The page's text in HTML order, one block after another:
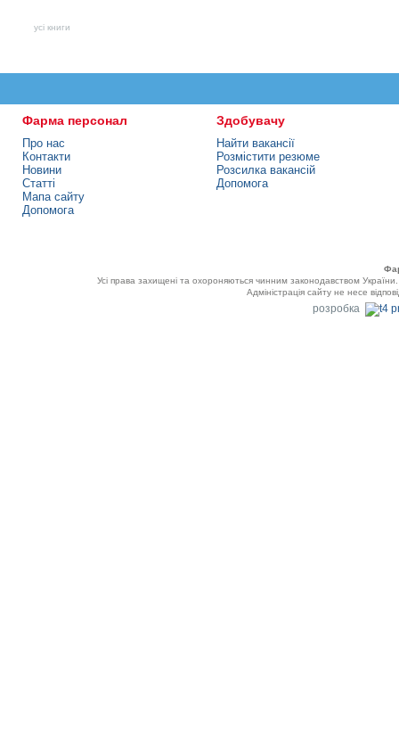
усі книги
Фарма персонал
Про нас
Контакти
Новини
Статті
Мапа сайту
Допомога
Здобувачу
Найти вакансії
Розмістити резюме
Розсилка вакансій
Допомога
Усі права захищені та охороняються чинним законодавством
Адміністрація сайту не несе
розробка